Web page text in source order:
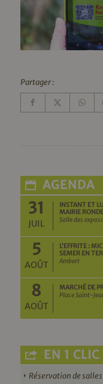
Partager :
AGENDA
31
JUIL
INSTANT ET
MAIRIE RONDE
Salle des
5
AOÛT
L’EFFRITE :
SEMER EN
Ambert
8
AOÛT
MARCHÉ DE
Place Saint-
EN 1 CLIC
Réservation de